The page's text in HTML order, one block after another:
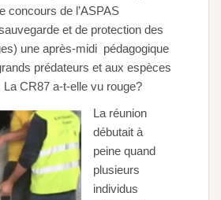
concours de l’ASPAS
et de protection des
une après-midi pédagogique
prédateurs et aux espèces
La CR87 a-t-elle vu rouge?
La réunion
débutait à
peine quand
plusieurs
individus